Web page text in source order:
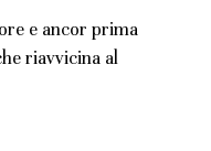
e ancor prima
riavvicina al